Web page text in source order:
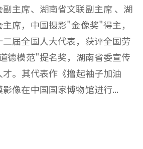
主席、湖南省文联副主席 、湖
席，中国摄影"金像奖"得主，
届全国人大代表，获评全国劳
德模范"提名奖，湖南省委宣传
。其代表作《撸起袖子加油
像在中国国家博物馆进行...